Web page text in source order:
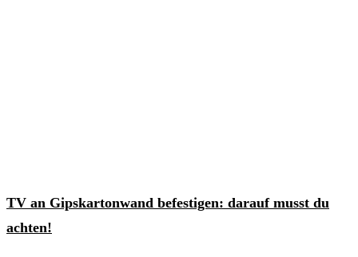
TV an Gipskartonwand befestigen: darauf musst du
achten!